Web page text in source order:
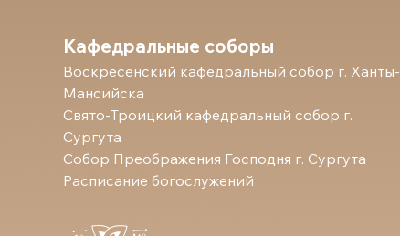
Кафедральные соборы
Воскресенский кафедральный собор г. Ханты-
Мансийска
Свято-Троицкий кафедральный собор г.
Сургута
Собор Преображения Господня г. Сургута
Расписание богослужений